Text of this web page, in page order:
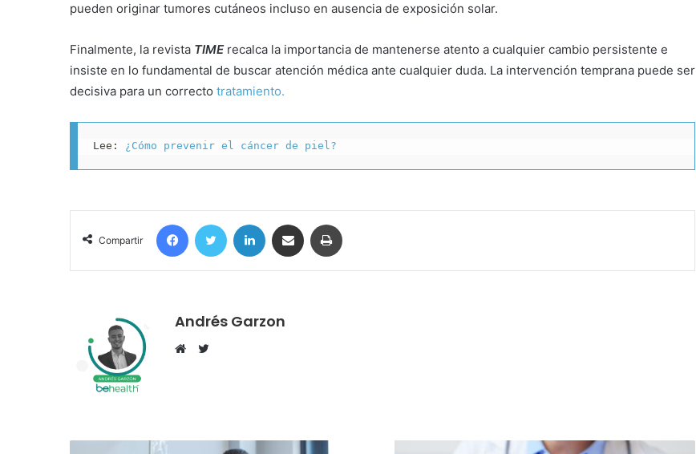
pueden originar tumores cutáneos incluso en ausencia de exposición solar.
Finalmente, la revista TIMErecalca la importancia de mantenerse atento a cualquier cambio persistente e
insiste en lo fundamental de buscar atención médica ante cualquier duda. La intervención temprana puede ser
decisiva para un correcto tratamiento.
Lee: ¿Cómo prevenir el cáncer de piel?
Compartir
Andrés Garzon
o
e